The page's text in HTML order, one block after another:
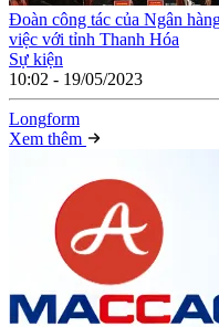
Đoàn công tác của Ngân
việc với tỉnh Thanh Hóa
Sự kiện
10:02 - 19/05/2023
Longform
Xem thêm